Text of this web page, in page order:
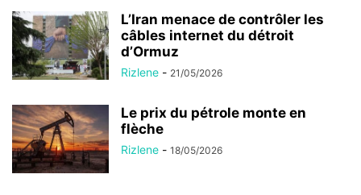
L’Iran menace de contrôler les
câbles internet du détroit
d’Ormuz
Rizlene - 21/05/2026
Le prix du pétrole monte en
flèche
Rizlene - 18/05/2026